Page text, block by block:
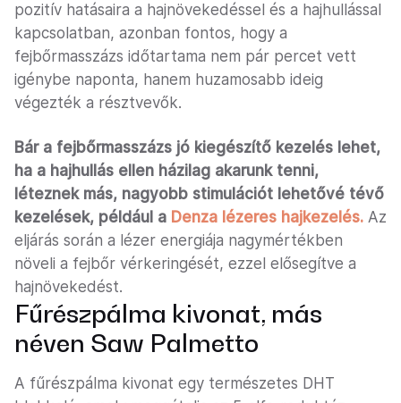
pozitív hatásaira a hajnövekedéssel és a hajhullással
kapcsolatban, azonban fontos, hogy a
fejbőrmasszázs időtartama nem pár percet vett
igénybe naponta, hanem huzamosabb ideig
végezték a résztvevők.
Bár a fejbőrmasszázs jó kiegészítő kezelés lehet,
ha a hajhullás ellen házilag akarunk tenni,
léteznek más, nagyobb stimulációt lehetővé tévő
kezelések, például a Denza lézeres hajkezelés. Az
eljárás során a lézer energiája nagymértékben
növeli a fejbőr vérkeringését, ezzel elősegítve a
hajnövekedést.
Fűrészpálma kivonat, más
néven Saw Palmetto
A fűrészpálma kivonat egy természetes DHT